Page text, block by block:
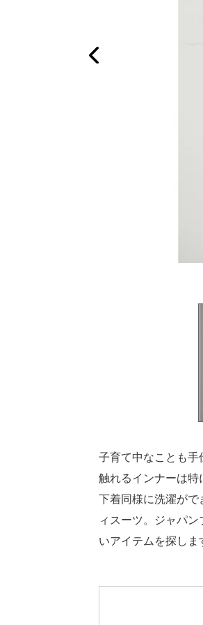
子育て中なことも
触れるインナーは特
下着同様に洗濯が
ィスーツ。ジャパ
いアイテムを探しま